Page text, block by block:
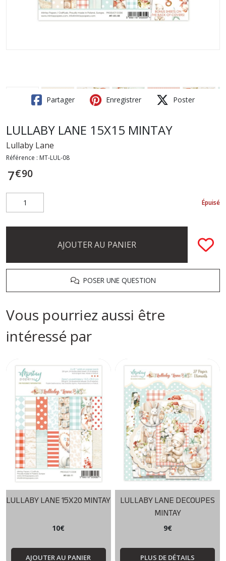
Partager Enregistrer Poster
LULLABY LANE 15X15 MINTAY
Lullaby Lane
Référence : MT-LUL-08
7€90
Épuisé
AJOUTER AU PANIER
POSER UNE QUESTION
Vous pourriez aussi être
intéressé par
LULLABY LANE 15X20 MINTAY
10€
AJOUTER AU PANIER
LULLABY LANE DECOUPES
MINTAY
9€
PLUS DE DÉTAILS